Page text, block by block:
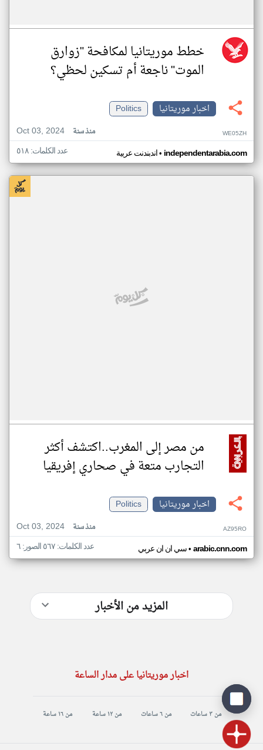
خطط موريتانيا لمكافحة "زوارق
الموت" ناجعة أم تسكين لحظي؟
اخبار موريتانيا
Politics
Oct 03, 2024
منذ سنة WE05ZH
اندبندنت عربية• independentarabia.com عدد الكلمات: ٥١٨
من مصر إلى المغرب..اكتشف أكثر
التجارب متعة في صحاري إفريقيا
اخبار موريتانيا
Politics
Oct 03, 2024
منذ سنة AZ95RO
سي ان ان عربي• arabic.cnn.com عدد الكلمات: ٥٦٧ الصور: ٦
المزيد من الأخبار
اخبار موريتانيا على مدار الساعة
من ٣ ساعات من ٦ ساعات من ١٢ ساعة من ١٦ ساعة